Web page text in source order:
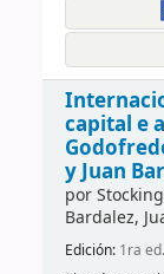
capital e
y Juan
por
Bardalez,
Edición: 1ra ed.